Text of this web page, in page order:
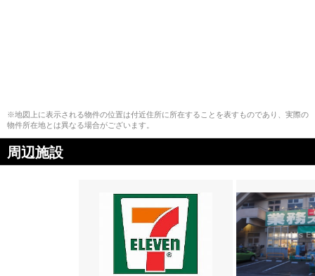
※地図上に表示される物件の位置は付近住所に所在することを表すものであり、実際の
物件所在地とは異なる場合がございます。
周辺施設